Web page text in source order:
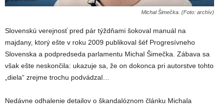
Michal Šimečka. (Foto: archív)
Slovenskú verejnosť pred pár týždňami šokoval manuál na
majdany, ktorý ešte v roku 2009 publikoval šéf Progresívneho
Slovenska a podpredseda parlamentu Michal Šimečka. Zábava sa
však ešte neskončila: ukazuje sa, že on dokonca pri autorstve tohto
„diela“ zrejme trochu podvádzal…
Nedávne odhalenie detailov o škandalóznom článku Michala